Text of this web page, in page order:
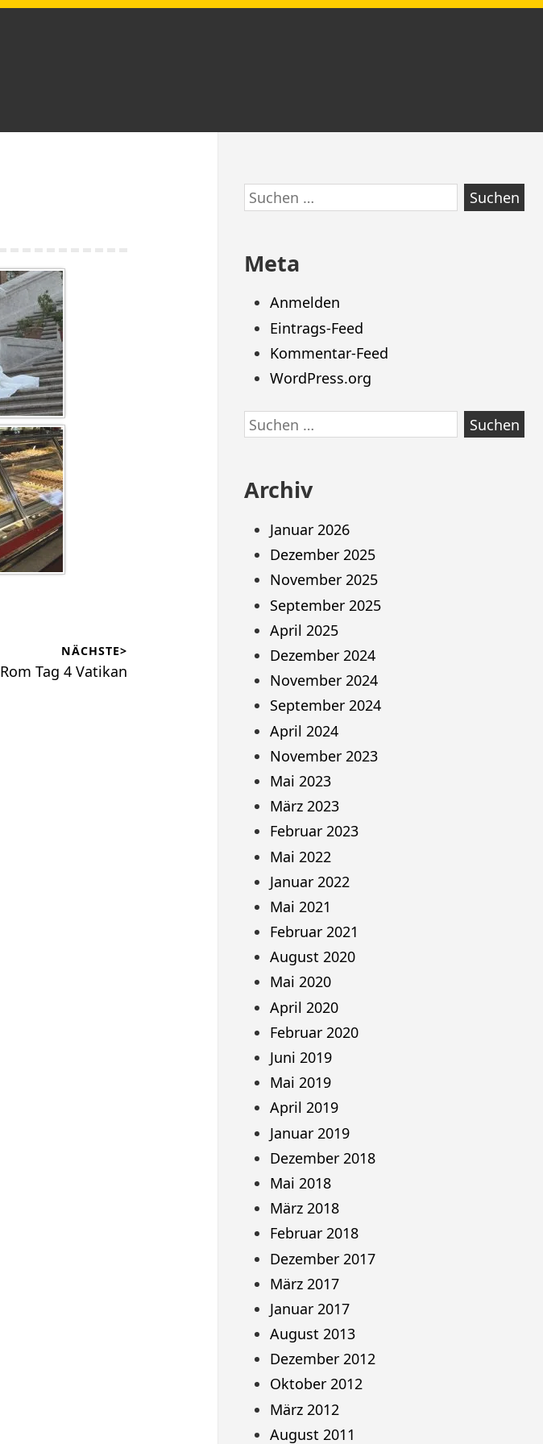
NÄCHSTE>
Nächster
Rom Tag 4 Vatikan
Zum
Footer
Suchen
nach:
Meta
Anmelden
Eintrags-Feed
Kommentar-Feed
WordPress.org
Suchen
nach:
Archiv
Januar 2026
Dezember 2025
November 2025
September 2025
April 2025
Dezember 2024
November 2024
September 2024
April 2024
November 2023
Mai 2023
März 2023
Februar 2023
Mai 2022
Januar 2022
Mai 2021
Februar 2021
August 2020
Mai 2020
April 2020
Februar 2020
Juni 2019
Mai 2019
April 2019
Januar 2019
Dezember 2018
Mai 2018
März 2018
Februar 2018
Dezember 2017
März 2017
Januar 2017
August 2013
Dezember 2012
Oktober 2012
März 2012
August 2011